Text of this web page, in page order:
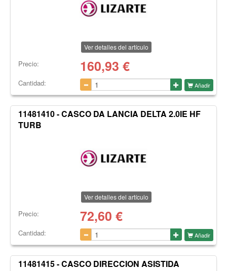
Ver detalles del artículo
Precio: 160,93 €
Cantidad: Añadir
11481410 - CASCO DA LANCIA DELTA 2.0IE HF
TURB
Ver detalles del artículo
Precio: 72,60 €
Cantidad: Añadir
11481415 - CASCO DIRECCION ASISTIDA